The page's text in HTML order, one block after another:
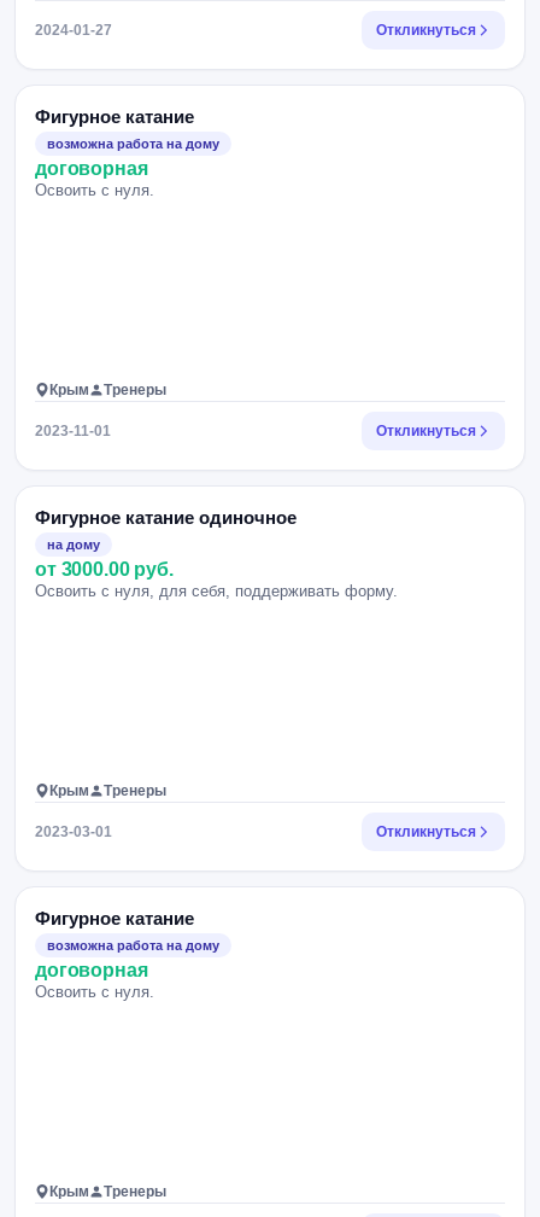
2024-01-27 Откликнуться
Фигурное катание
возможна работа на дому
договорная
Освоить с нуля.
Крым Тренеры
2023-11-01 Откликнуться
Фигурное катание одиночное
на дому
от 3000.00 руб.
Освоить с нуля, для себя, поддерживать форму.
Крым Тренеры
2023-03-01 Откликнуться
Фигурное катание
возможна работа на дому
договорная
Освоить с нуля.
Крым Тренеры